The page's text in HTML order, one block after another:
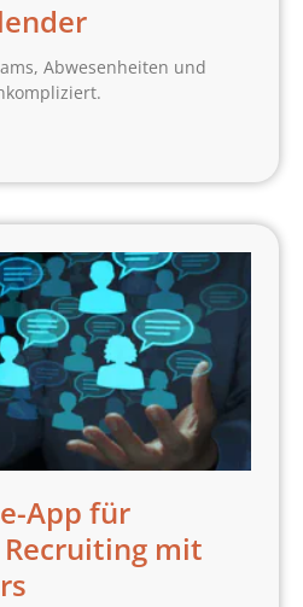
Abwesenheiten und
App für
mit